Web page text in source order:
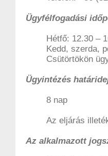
Ügyfélfogadási
Hétfő: 12.30 –
Kedd, szerda,
Csütörtökön
Ügyintézés
8 nap
Az eljárás
Az alkalmazott